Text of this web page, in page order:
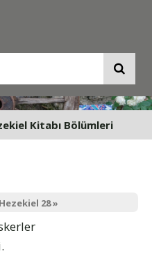
Kitabı Bölümleri
Hezekiel 28 »